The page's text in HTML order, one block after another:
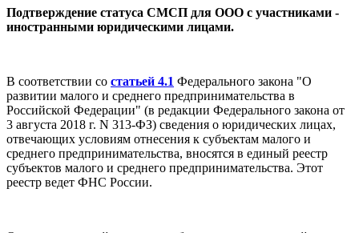
Подтверждение статуса СМСП для ООО с участниками -
иностранными юридическими лицами.
В соответствии со статьей 4.1 Федерального закона "О
развитии малого и среднего предпринимательства в
Российской Федерации" (в редакции Федерального закона от
3 августа 2018 г. N 313-ФЗ) сведения о юридических лицах,
отвечающих условиям отнесения к субъектам малого и
среднего предпринимательства, вносятся в единый реестр
субъектов малого и среднего предпринимательства. Этот
реестр ведет ФНС России.